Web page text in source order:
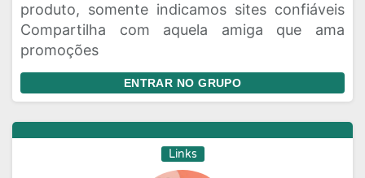
produto, somente indicamos sites confiáveis
Compartilha com aquela amiga que ama
promoções
ENTRAR NO GRUPO
Links